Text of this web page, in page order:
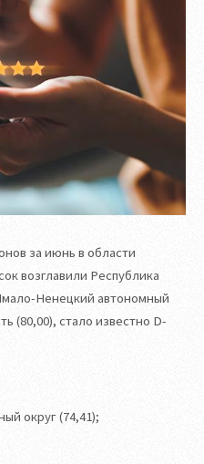
за июнь в области
возглавили Республика
Ненецкий автономный
(80,00), стало известно D-
округ (74,41);